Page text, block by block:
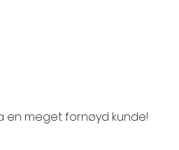
en meget fornøyd kunde!